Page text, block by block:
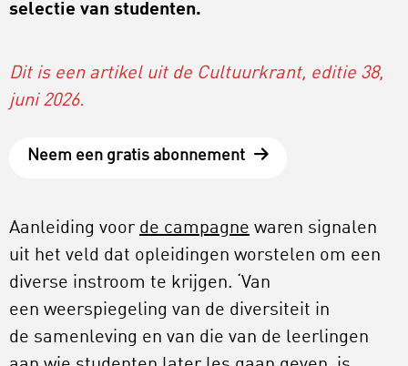
selectie van studenten.
Dit is een artikel uit de Cultuurkrant, editie 38,
juni 2026.
Neem een gratis abonnement
Aanleiding voor de campagne waren signalen
uit het veld dat opleidingen worstelen om een
diverse instroom te krijgen. ‘Van
een weerspiegeling van de diversiteit in
de samenleving en van die van de leerlingen